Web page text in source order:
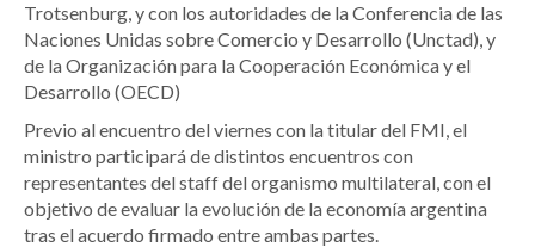
Trotsenburg, y con los autoridades de la Conferencia de las
Naciones Unidas sobre Comercio y Desarrollo (Unctad), y
de la Organización para la Cooperación Económica y el
Desarrollo (OECD)
Previo al encuentro del viernes con la titular del FMI, el
ministro participará de distintos encuentros con
representantes del staff del organismo multilateral, con el
objetivo de evaluar la evolución de la economía argentina
tras el acuerdo firmado entre ambas partes.